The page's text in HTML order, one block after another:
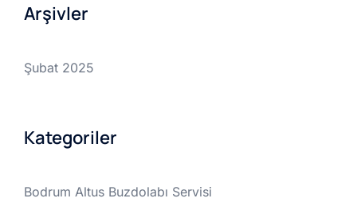
Arşivler
Şubat 2025
Kategoriler
Bodrum Altus Buzdolabı Servisi